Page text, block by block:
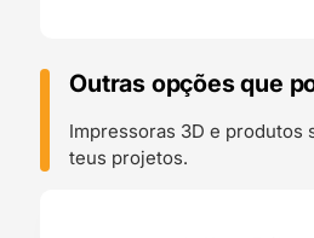
Outras opções que
Impressoras 3D e produtos
teus projetos.